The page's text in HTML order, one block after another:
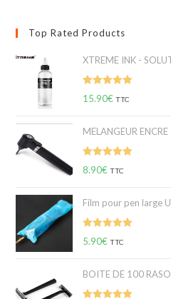
Top Rated Products
XTREME INK -
Note5.00
15.90€ TTC
MELANGEUR ENCRE
Note5.00
8.90€ TTC
Film pour pen large
Note5.00
5.90€ TTC
BOITE DE 100